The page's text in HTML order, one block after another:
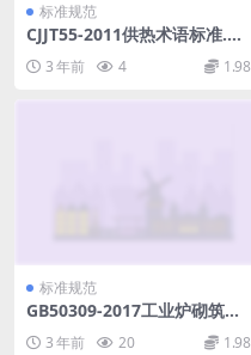
标准规范
CJJT55-2011供热术语标准.pd
3 年前 4 1.98
标准规范
GB50309-2017工业炉砌筑工
3 年前 20 1.98